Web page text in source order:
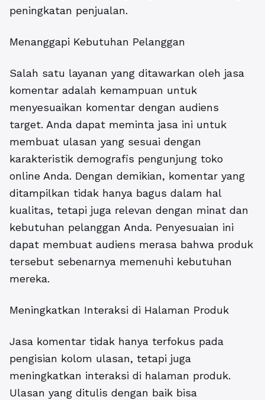
peningkatan penjualan.
Menanggapi Kebutuhan Pelanggan
Salah satu layanan yang ditawarkan oleh jasa
komentar adalah kemampuan untuk
menyesuaikan komentar dengan audiens
target. Anda dapat meminta jasa ini untuk
membuat ulasan yang sesuai dengan
karakteristik demografis pengunjung toko
online Anda. Dengan demikian, komentar yang
ditampilkan tidak hanya bagus dalam hal
kualitas, tetapi juga relevan dengan minat dan
kebutuhan pelanggan Anda. Penyesuaian ini
dapat membuat audiens merasa bahwa produk
tersebut sebenarnya memenuhi kebutuhan
mereka.
Meningkatkan Interaksi di Halaman Produk
Jasa komentar tidak hanya terfokus pada
pengisian kolom ulasan, tetapi juga
meningkatkan interaksi di halaman produk.
Ulasan yang ditulis dengan baik bisa